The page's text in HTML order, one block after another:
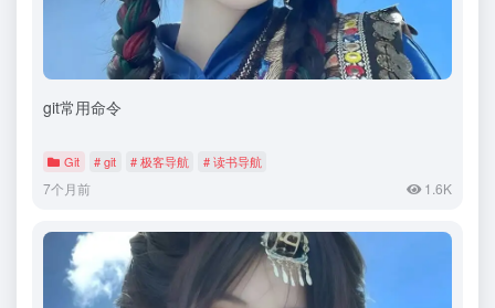
git常用命令
Git # git # 极客导航 # 读书导航
7个月前 1.6K